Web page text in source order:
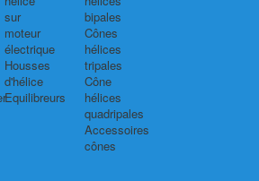
sur
moteur
électrique
Housses
d'hélice
Equilibreurs
bipales
Cônes
hélices
tripales
Cône
hélices
quadripales
Accessoires
cônes